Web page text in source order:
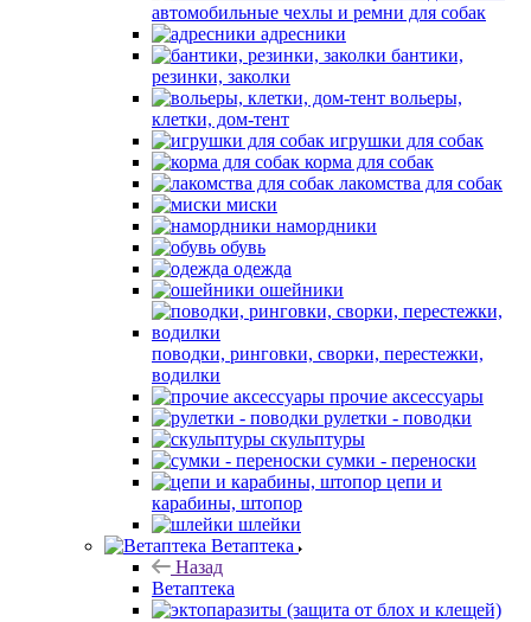
автомобильные чехлы и ремни для собак
адресники
бантики,
резинки, заколки
вольеры,
клетки, дом-тент
игрушки для собак
корма для собак
лакомства для собак
миски
намордники
обувь
одежда
ошейники
поводки, ринговки, сворки, перестежки,
водилки
прочие аксессуары
рулетки - поводки
скульптуры
сумки - переноски
цепи и
карабины, штопор
шлейки
Ветаптека
Назад
Ветаптека